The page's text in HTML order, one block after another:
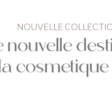
NOUVELLE
nouvelle